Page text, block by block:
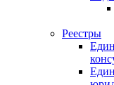
Реестры